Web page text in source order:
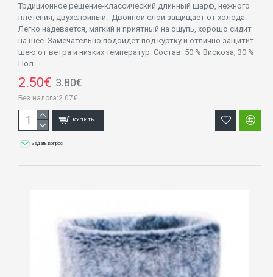
Трдиционное решение-классический длинный шарф, нежного
плетения, двухслойный. Двойной слой защищает от холода.
Легко надевается, мягкий и приятный на ощупь, хорошо сидит
на шее. Замечательно подойдет под куртку и отлично защитит
шею от ветра и низких температур. Состав: 50 % Вискоза, 30 %
Пол..
2.50€ 3.80€
Без налога:2.07€
КУПИТЬ
Задать вопрос